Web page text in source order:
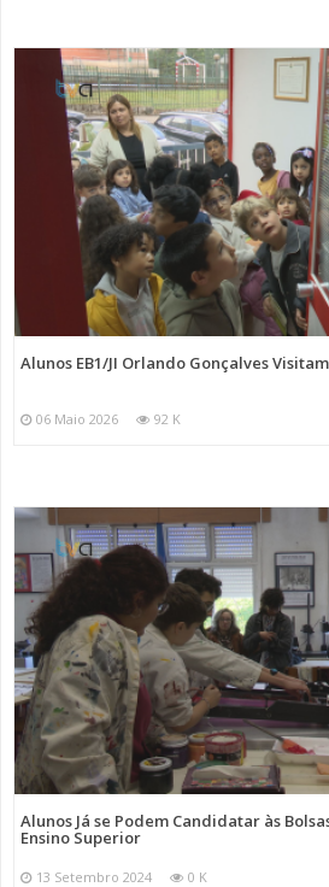
Alunos EB1/JI Orlando Gonçalves
06 Maio 2026 92 K
Alunos Já se Podem Candidatar às
Ensino Superior
13 Setembro 2024 0 K